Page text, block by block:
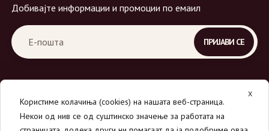
Добивајте информации и промоции по емаил
X
Користиме колачиња (cookies) на нашата веб-страница.
Некои од нив се од суштинско значење за работата на